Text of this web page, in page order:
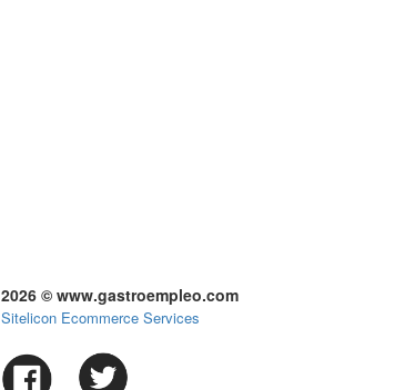
2026 © www.gastroempleo.com
Sitelicon Ecommerce Services